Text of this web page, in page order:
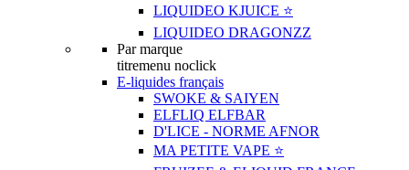
LIQUIDEO KJUICE ⭐️
LIQUIDEO DRAGONZZ
Par marque
titremenu noclick
E-liquides français
SWOKE & SAIYEN
ELFLIQ ELFBAR
D'LICE - NORME AFNOR
MA PETITE VAPE ⭐️